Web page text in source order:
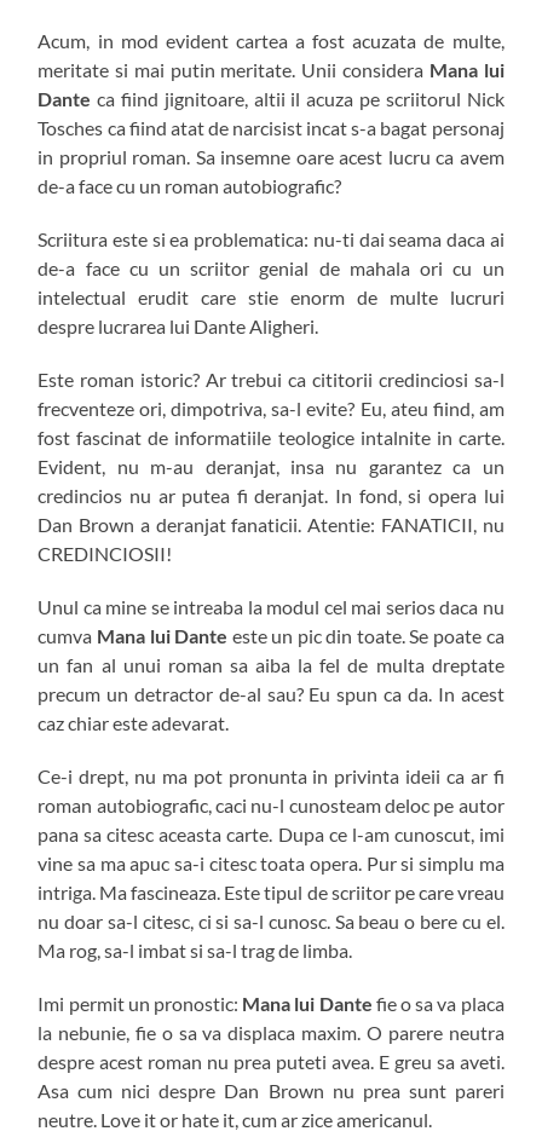
Acum, in mod evident cartea a fost acuzata de multe,
meritate si mai putin meritate. Unii considera Mana lui
Dante ca fiind jignitoare, altii il acuza pe scriitorul Nick
Tosches ca fiind atat de narcisist incat s-a bagat personaj
in propriul roman. Sa insemne oare acest lucru ca avem
de-a face cu un roman autobiografic?
Scriitura este si ea problematica: nu-ti dai seama daca ai
de-a face cu un scriitor genial de mahala ori cu un
intelectual erudit care stie enorm de multe lucruri
despre lucrarea lui Dante Aligheri.
Este roman istoric? Ar trebui ca cititorii credinciosi sa-l
frecventeze ori, dimpotriva, sa-l evite? Eu, ateu fiind, am
fost fascinat de informatiile teologice intalnite in carte.
Evident, nu m-au deranjat, insa nu garantez ca un
credincios nu ar putea fi deranjat. In fond, si opera lui
Dan Brown a deranjat fanaticii. Atentie: FANATICII, nu
CREDINCIOSII!
Unul ca mine se intreaba la modul cel mai serios daca nu
cumva Mana lui Dante este un pic din toate. Se poate ca
un fan al unui roman sa aiba la fel de multa dreptate
precum un detractor de-al sau? Eu spun ca da. In acest
caz chiar este adevarat.
Ce-i drept, nu ma pot pronunta in privinta ideii ca ar fi
roman autobiografic, caci nu-l cunosteam deloc pe autor
pana sa citesc aceasta carte. Dupa ce l-am cunoscut, imi
vine sa ma apuc sa-i citesc toata opera. Pur si simplu ma
intriga. Ma fascineaza. Este tipul de scriitor pe care vreau
nu doar sa-l citesc, ci si sa-l cunosc. Sa beau o bere cu el.
Ma rog, sa-l imbat si sa-l trag de limba.
Imi permit un pronostic: Mana lui Dante fie o sa va placa
la nebunie, fie o sa va displaca maxim. O parere neutra
despre acest roman nu prea puteti avea. E greu sa aveti.
Asa cum nici despre Dan Brown nu prea sunt pareri
neutre. Love it or hate it, cum ar zice americanul.